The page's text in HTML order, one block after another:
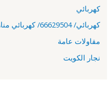
كهربائي
كهربائي/ 66629504/ كهربائي منازل
مقاولات عامة
نجار الكويت